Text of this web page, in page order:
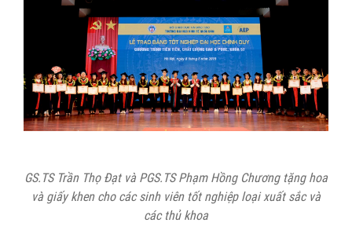
GS.TS Trần Thọ Đạt và PGS.TS Phạm Hồng Chương tặng hoa
và giấy khen cho các sinh viên tốt nghiệp loại xuất sắc và
các thủ khoa